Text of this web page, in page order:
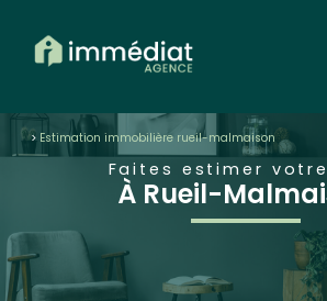
estimation immobilière rueil-malmaison
Faites estimer
À Rueil-